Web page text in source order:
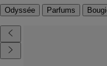
Odyssée Parfums